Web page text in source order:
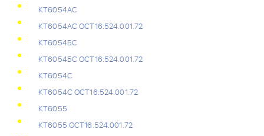
КТ6054АС
КТ6054АС ОСТ16.524.001.72
КТ6054БС
КТ6054БС ОСТ16.524.001.72
КТ6054С
КТ6054С ОСТ16.524.001.72
КТ6055
КТ6055 ОСТ16.524.001.72